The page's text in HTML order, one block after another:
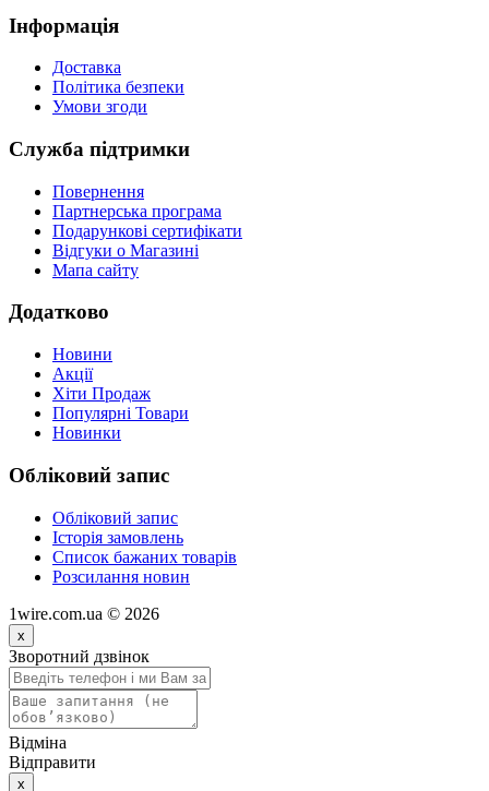
Інформація
Доставка
Політика безпеки
Умови згоди
Служба підтримки
Повернення
Партнерська програма
Подарункові сертифікати
Відгуки о Магазині
Мапа сайту
Додатково
Новини
Акції
Хіти Продаж
Популярні Товари
Новинки
Обліковий запис
Обліковий запис
Історія замовлень
Список бажаних товарів
Розсилання новин
1wire.com.ua © 2026
x
Зворотний дзвінок
Відміна
Відправити
x